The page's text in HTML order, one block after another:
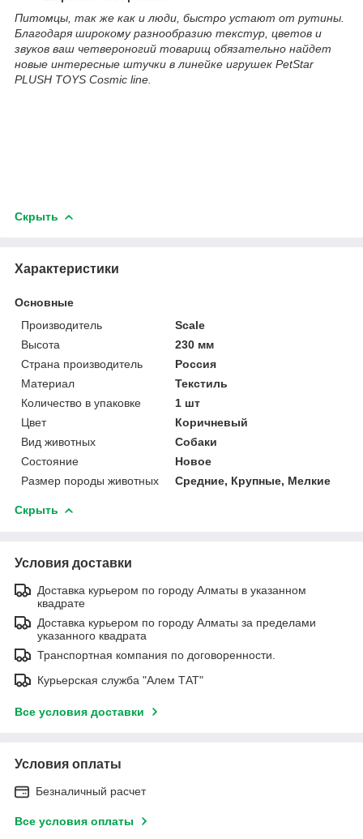
Питомцы, так же как и люди, быстро устают от рутины.
Благодаря широкому разнообразию текстур, цветов и
звуков ваш четвероногий товарищ обязательно найдет
новые интересные штучки в линейке игрушек PetStar
PLUSH TOYS Cosmic line.
Скрыть
Характеристики
Основные
Производитель
Scale
Высота
230 мм
Страна производитель
Россия
Материал
Текстиль
Количество в упаковке
1 шт
Цвет
Коричневый
Вид животных
Собаки
Состояние
Новое
Размер породы животных
Средние, Крупные, Мелкие
Скрыть
Условия доставки
Доставка курьером по городу Алматы в указанном
квадрате
Доставка курьером по городу Алматы за пределами
указанного квадрата
Транспортная компания по договоренности.
Курьерская служба "Алем ТАТ"
Все условия доставки
Условия оплаты
Безналичный расчет
Все условия оплаты